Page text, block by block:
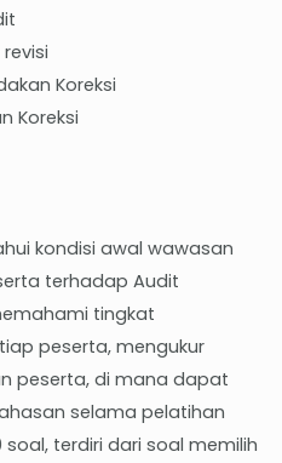
Koreksi
Koreksi
kondisi awal wawasan
terhadap Audit
tingkat
peserta, mengukur
peserta, di mana dapat
selama pelatihan
soal, terdiri dari soal memilih